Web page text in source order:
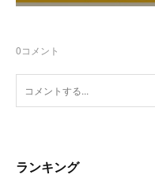
0コメント
ランキング